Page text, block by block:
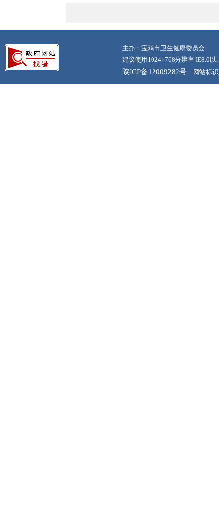
主办：宝鸡市卫生健康委员会
建议使用1024×768分辨率 IE8.0以
陕ICP备12009282号 网站标